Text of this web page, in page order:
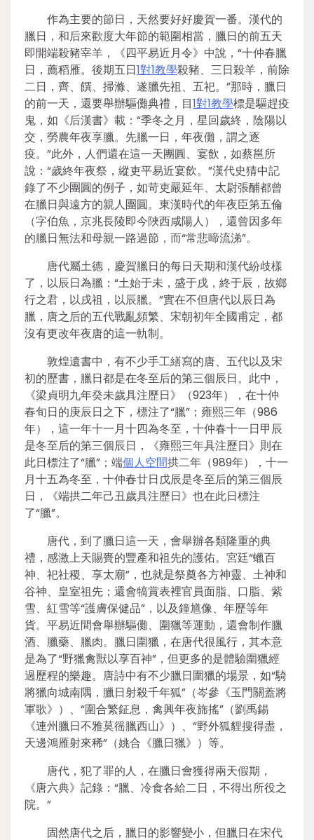
作為主要的節日，天然要好好慶賀一番。漢代的
臘日，和后來歡度大年節的範圍相當，臘日的前五天
即開端殺豬宰羊，《四平易近月令》中說，“十仲春臘
日，薦稻雁。後期五日1對1教學殺豬、三日殺羊，前除
二日，齊、饌、掃滌、遂臘先祖、五祀。”那時，臘日
的前一天，還要舉辦驅儺典禮，目1對1教學標是驅趕疫
鬼，如《后漢書》載：“季冬之月，星回歲終，陰陽以
交，勞農年夜享臘。先臘一日，年夜儺，謂之逐
疫。”此外，人們還在這一天團圓、宴飲，如蔡邕所
說：“歲終年夜祭，縱吏平易近宴飲。”漢代史猜中記
錄了不少團圓的例子，如苛吏嚴延年、太尉張酺都曾
在臘日與遠方的親人團圓。東漢時代的年夜臣第五倫
（字伯魚，京兆長陵即今陜西咸陽人），還曾因多年
的臘日無法和母親一路過節，而“常悲啼流涕”。
唐代屬土德，慶賀臘日的每日天期和漢代紛歧樣
了，以辰日為臘：“土始于未，盛于戌，終于辰，故鄉
行之君，以戌祖，以辰臘。”實在不但唐代以辰日為
臘，唐之后的五代戰亂頻繁、宋朝初年全國甫定，都
沒有更改年夜唐的這一軌制。
敦煌遺書中，有不少手工繕寫的唐、五代以及宋
初的歷書，臘日都是在冬至后的第三個辰日。此中，
《梁貞明九年癸未歲具注歷日》（923年），在十仲
春旬日的庚辰日之下，標注了“臘”；雍熙三年（986
年），這一年十一月十四為冬至，十仲春十一日甲辰
是冬至后的第三個辰日，《雍熙三年具注歷日》則在
此日標注了“臘”；端個人空間拱二年（989年），十一
月十五為冬至，十仲春廿日戊辰是冬至后的第三個辰
日，《端拱二年己丑歲具注歷日》也在此日標注
了“臘”。
唐代，到了臘日這一天，會舉辦各類隆重的典
禮，感激上天賜賚的豐產和祖先的護佑。宮廷“蠟百
神、祀社稷、享太廟”，也就是祭奠各方神靈、土神和
谷神、皇室祖先；還會犒賞表裡官員面脂、口脂、紫
雪、紅雪等“護膚保健品”，以及鐘馗像、年歷等年
貨。平易近間會舉辦驅儺、圍獵等運動，還會制作臘
酒、臘藥、臘肉。臘日圍獵，在唐代很風行，其本意
是為了“野獵禽獸以享百神”，但更多的是體驗圍獵經
過歷程的樂趣。唐詩中有不少臘日圍獵的場景，如“騎
將獵向城南隅，臘日射殺千年狐”（岑參《玉門關蓋將
軍歌》）、“圍合繁鉦息，禽興年夜旆搖”（劉禹錫
《連州臘日不雅莫徭臘西山》）、“野外狐貍搜得盡，
天邊鴻雁射來稀”（姚合《臘日獵》）等。
唐代，犯了罪的人，在臘日會獲得兩天假期，
《唐六典》記錄：“臘、冷食各給二日，不得出所役之
院。”
固然唐代之后，臘日的影響變小，但臘日在宋代